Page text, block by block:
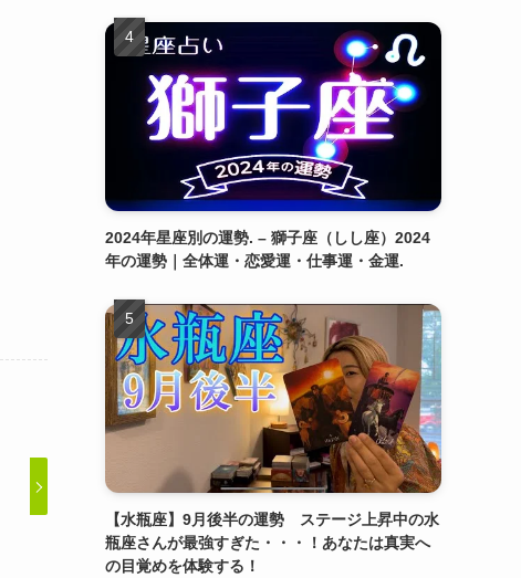
2024年星座別の運勢. – 獅子座（しし座）2024
年の運勢｜全体運・恋愛運・仕事運・金運.
【水瓶座】9月後半の運勢 ステージ上昇中の水
瓶座さんが最強すぎた・・・！あなたは真実へ
の目覚めを体験する！